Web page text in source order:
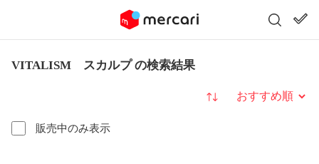
VITALISM スカルプ の検索結果
販売中のみ表示
並び替え